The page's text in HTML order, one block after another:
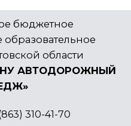
бюджетное
области
АВТОДОРОЖНЫЙ
310-41-70